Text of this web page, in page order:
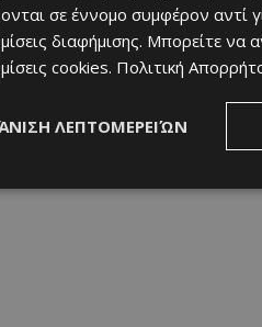
τα κυπριακά
που τον εκπροσωπεί;
σε έννομο συμφέρον αντί
διαφήμισης. Μπορείτε να
cookies. Πολιτική
ΛΕΠΤΟΜΕΡΕΙΏΝ